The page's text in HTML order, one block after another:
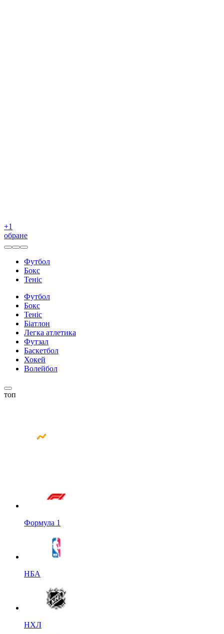
+1
обране
Футбол
Бокс
Теніс
Футбол
Бокс
Теніс
Біатлон
Легка атлетика
Футзал
Баскетбол
Хокей
Волейбол
топ
Формула 1
НБА
НХЛ